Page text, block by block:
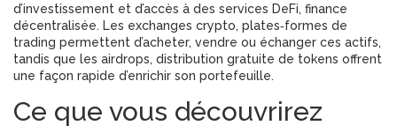
d’investissement et d’accès à des services DeFi, finance
décentralisée. Les exchanges crypto, plates‑formes de
trading permettent d’acheter, vendre ou échanger ces actifs,
tandis que les airdrops, distribution gratuite de tokens offrent
une façon rapide d’enrichir son portefeuille.
Ce que vous découvrirez